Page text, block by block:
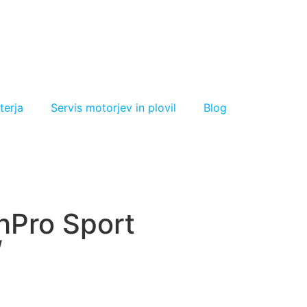
Servis motorjev in plovil Blog
Sport